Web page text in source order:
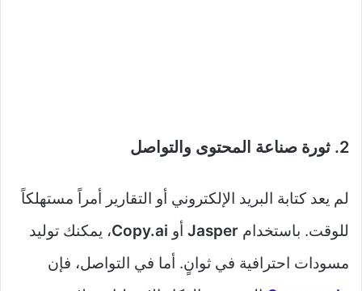
2. ثورة صناعة المحتوى والتواصل
لم يعد كتابة البريد الإلكتروني أو التقارير أمراً مستهلكاً
للوقت. باستخدام Jasper أو Copy.ai، يمكنك توليد
مسودات احترافية في ثوانٍ. أما في التواصل، فإن